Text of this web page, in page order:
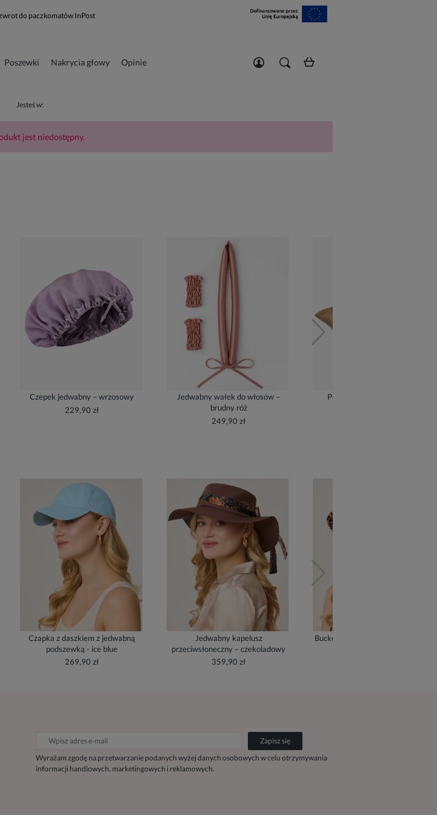
do paczkomatów InPost
Poszewki Nakrycia głowy Opinie
Jesteś w:
jest niedostępny.
Czepek jedwabny – wrzosowy
229,90 zł
Jedwabny wałek do włosów –
brudny róż
249,90 zł
Poszewka jedwabna – złoty
Czapka z daszkiem z jedwabną
podszewką - ice blue
269,90 zł
Jedwabny kapelusz
przeciwsłoneczny – czekoladowy
359,90 zł
Bucket Hat z jedwabną podszewką
Zapisz się
Wyrażam zgodę na przetwarzanie podanych wyżej danych osobowych w celu otrzymywania
informacji handlowych, marketingowych i reklamowych.